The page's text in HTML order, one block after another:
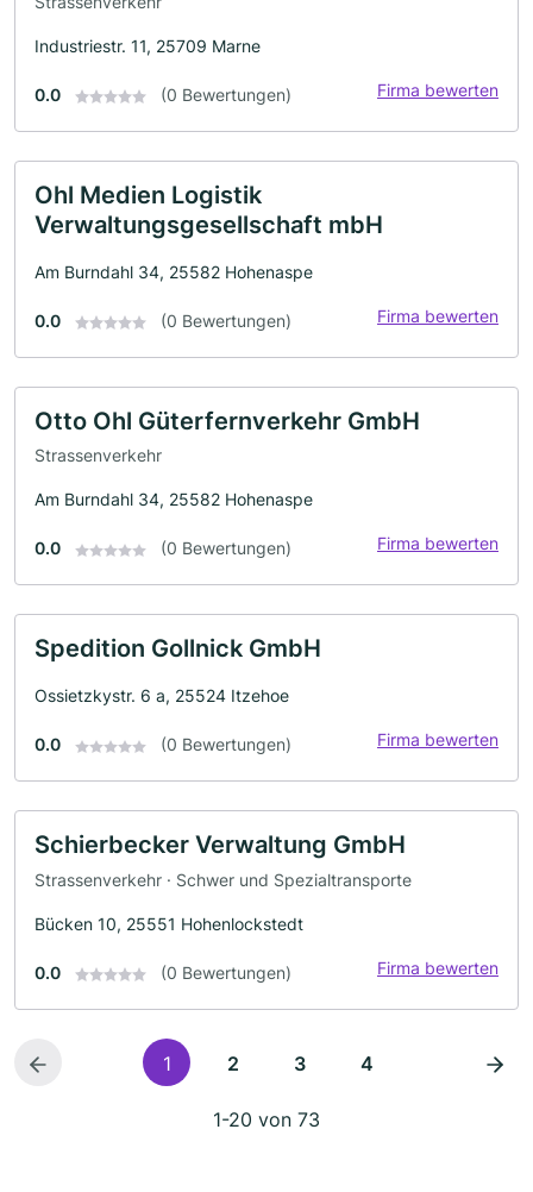
Industriestr. 11, 25709 Marne
0.0 (0 Bewertungen) Firma bewerten
Ohl Medien Logistik
Verwaltungsgesellschaft mbH
Am Burndahl 34, 25582 Hohenaspe
0.0 (0 Bewertungen) Firma bewerten
Otto Ohl Güterfernverkehr GmbH
Strassenverkehr
Am Burndahl 34, 25582 Hohenaspe
0.0 (0 Bewertungen) Firma bewerten
Spedition Gollnick GmbH
Ossietzkystr. 6 a, 25524 Itzehoe
0.0 (0 Bewertungen) Firma bewerten
Schierbecker Verwaltung GmbH
Strassenverkehr · Schwer und Spezialtransporte
Bücken 10, 25551 Hohenlockstedt
0.0 (0 Bewertungen) Firma bewerten
1 2 3 4
1-20 von 73